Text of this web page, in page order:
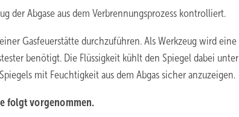
der Abgase aus dem Verbrennungsprozess kontrolliert.
Gasfeuerstätte durchzuführen. Als Werkzeug wird eine
benötigt. Die Flüssigkeit kühlt den Spiegel dabei unter
mit Feuchtigkeit aus dem Abgas sicher anzuzeigen.
folgt vorgenommen.